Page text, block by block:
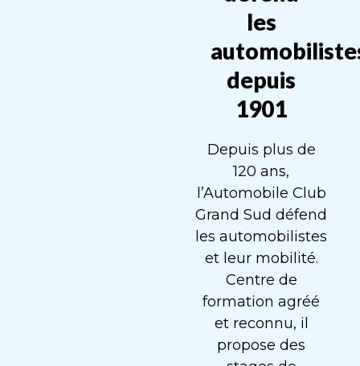
les
depuis
1901
Depuis plus de
120 ans,
l’Automobile Club
Grand Sud défend
les automobilistes
et leur mobilité.
Centre de
formation agréé
et reconnu, il
propose des